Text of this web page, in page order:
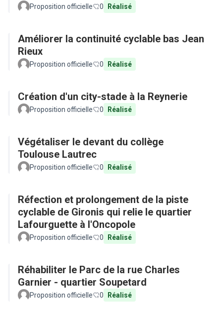
Proposition officielle 0 Réalisé
Améliorer la continuité cyclable bas Jean
Rieux
Proposition officielle 0 Réalisé
Création d'un city-stade à la Reynerie
Proposition officielle 0 Réalisé
Végétaliser le devant du collège
Toulouse Lautrec
Proposition officielle 0 Réalisé
Réfection et prolongement de la piste
cyclable de Gironis qui relie le quartier
Lafourguette à l'Oncopole
Proposition officielle 0 Réalisé
Réhabiliter le Parc de la rue Charles
Garnier - quartier Soupetard
Proposition officielle 0 Réalisé